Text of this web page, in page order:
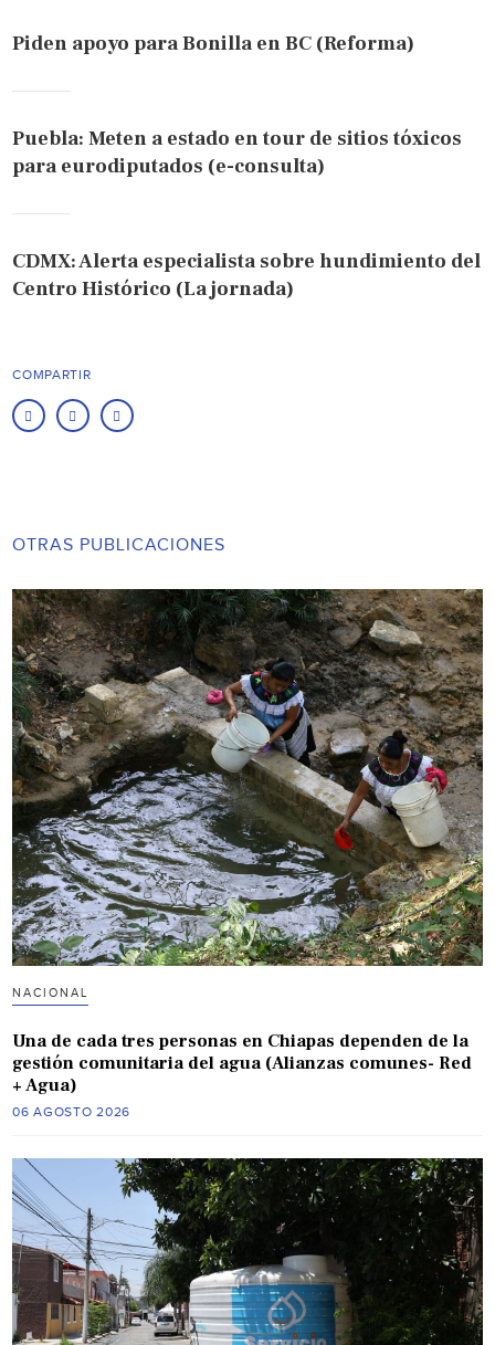
Piden apoyo para Bonilla en BC (Reforma)
Puebla: Meten a estado en tour de sitios tóxicos
para eurodiputados (e-consulta)
CDMX: Alerta especialista sobre hundimiento del
Centro Histórico (La jornada)
COMPARTIR
OTRAS PUBLICACIONES
NACIONAL
Una de cada tres personas en Chiapas dependen de la
gestión comunitaria del agua (Alianzas comunes- Red
+ Agua)
06 AGOSTO 2026